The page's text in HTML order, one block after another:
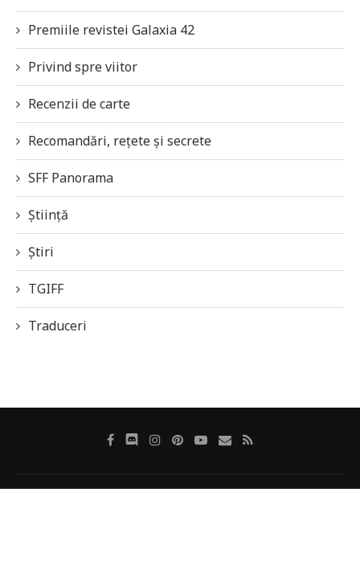
Premiile revistei Galaxia 42
Privind spre viitor
Recenzii de carte
Recomandări, rețete și secrete
SFF Panorama
Știință
Știri
TGIFF
Traduceri